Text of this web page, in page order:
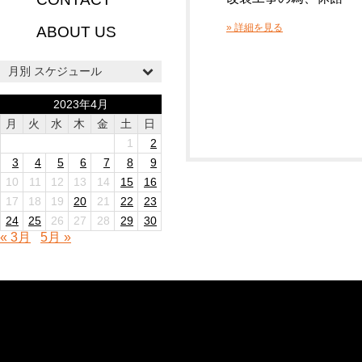
ABOUT US
月別 スケジュール
2023年4月
月
火 水 木 金 土
日
1
2
3
4 5 6 7 8
9
10
11 12 13 14 15
16
17
18 19 20 21 22
23
24
25 26 27 28 29 30
« 3月 5月 »
» 詳細を見る